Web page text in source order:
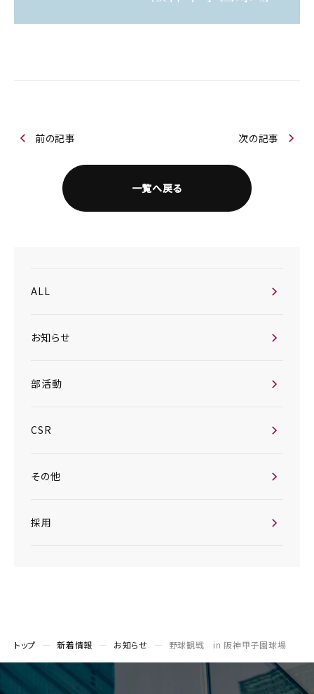
前の記事
一覧へ戻る
次の記事
ALL
お知らせ
部活動
CSR
その他
採用
トップ 新着情報 お知らせ 野球観戦 in 阪神甲子園球場